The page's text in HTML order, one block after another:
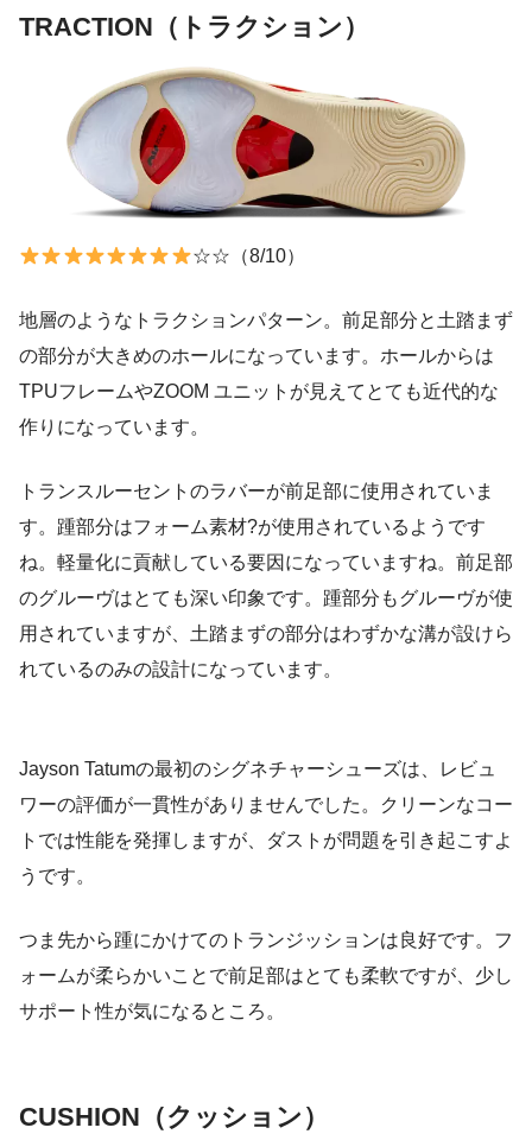
TRACTION（トラクション）
☆☆（8/10）
地層のようなトラクションパターン。前足部分と土踏まず
の部分が大きめのホールになっています。ホールからは
TPUフレームやZOOM ユニットが見えてとても近代的な
作りになっています。
トランスルーセントのラバーが前足部に使用されていま
す。踵部分はフォーム素材?が使用されているようです
ね。軽量化に貢献している要因になっていますね。前足部
のグルーヴはとても深い印象です。踵部分もグルーヴが使
用されていますが、土踏まずの部分はわずかな溝が設けら
れているのみの設計になっています。
Jayson Tatumの最初のシグネチャーシューズは、レビュ
ワーの評価が一貫性がありませんでした。クリーンなコー
トでは性能を発揮しますが、ダストが問題を引き起こすよ
うです。
つま先から踵にかけてのトランジッションは良好です。フ
ォームが柔らかいことで前足部はとても柔軟ですが、少し
サポート性が気になるところ。
CUSHION（クッション）